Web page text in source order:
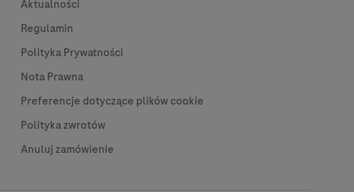
Aktualności
Regulamin
Polityka Prywatności
Nota Prawna
Preferencje dotyczące plików cookie
Polityka zwrotów
Anuluj zamówienie